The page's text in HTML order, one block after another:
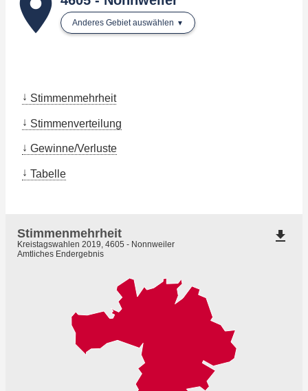
Anderes Gebiet auswählen
Stimmenmehrheit
Stimmenverteilung
Gewinne/Verluste
Tabelle
Stimmenmehrheit
Kreistagswahlen 2019, 4605 - Nonnweiler
Amtliches Endergebnis
file_download